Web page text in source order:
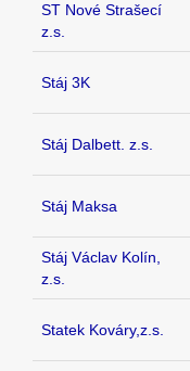
ST Nové Strašecí
z.s.
Stáj 3K
Stáj Dalbett. z.s.
Stáj Maksa
Stáj Václav Kolín,
z.s.
Statek Kováry,z.s.